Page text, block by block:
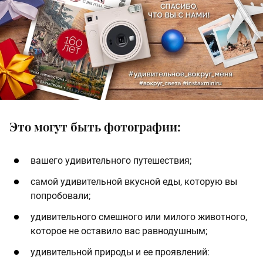
Это могут быть фотографии:
вашего удивительного путешествия;
самой удивительной вкусной еды, которую вы
попробовали;
удивительного смешного или милого животного,
которое не оставило вас равнодушным;
удивительной природы и ее проявлений: